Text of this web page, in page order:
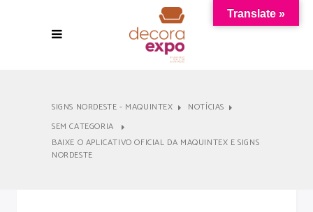
SIGNS NORDESTE - MAQUINTEX
NOTÍCIAS
SEM CATEGORIA
BAIXE O APLICATIVO OFICIAL DA MAQUINTEX E SIGNS
NORDESTE
Translate »